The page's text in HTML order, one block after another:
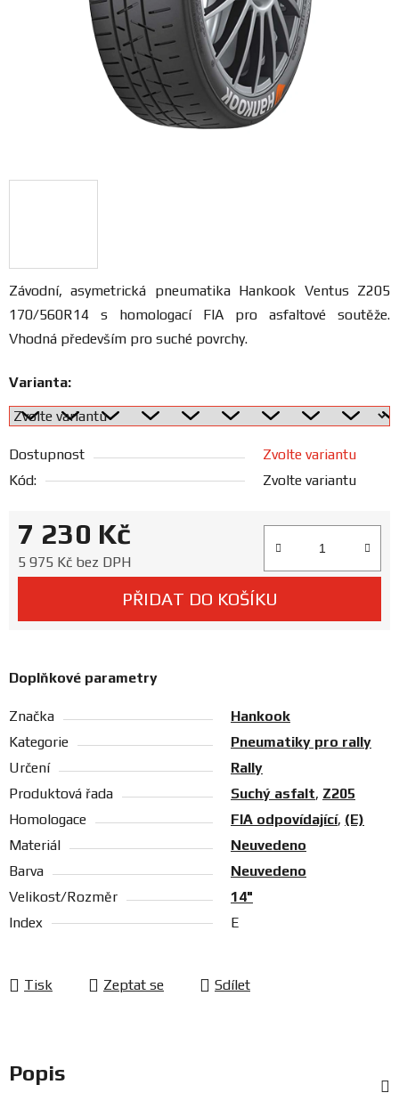
a
katalogy
Prodejny
Závodní, asymetrická pneumatika Hankook Ventus Z205
170/560R14 s homologací FIA pro asfaltové soutěže.
Vhodná především pro suché povrchy.
Varianta:
Dostupnost
Zvolte variantu
Kód:
Zvolte variantu
7 230 Kč
5 975 Kč bez DPH
PŘIDAT DO KOŠÍKU
Doplňkové parametry
Značka
Hankook
Kategorie
Pneumatiky pro rally
Určení
Rally
Produktová řada
Suchý asfalt, Z205
Homologace
FIA odpovídající, (E)
Materiál
Neuvedeno
Barva
Neuvedeno
Velikost/Rozměr
14"
Index
E
Tisk Zeptat se Sdílet
Popis